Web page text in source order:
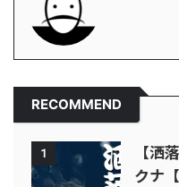
RECOMMEND
1
【洒
クナ